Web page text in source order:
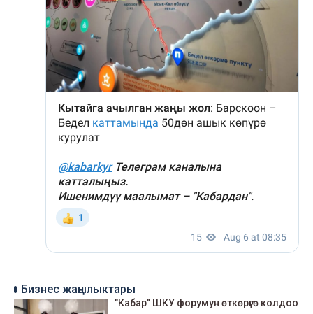
Бизнес жаңылыктары
"Кабар" ШКУ форумун өткөрүүгө колдоо